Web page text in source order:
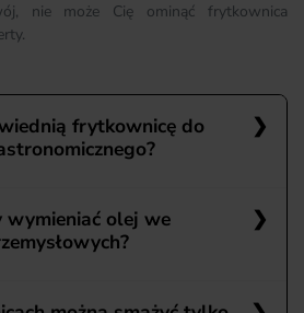
nie może Cię ominąć frytkownica
frytkownicę do
dla uzyskania doskonale
innych smażonych potraw. Dokonując
wymieniać olej we